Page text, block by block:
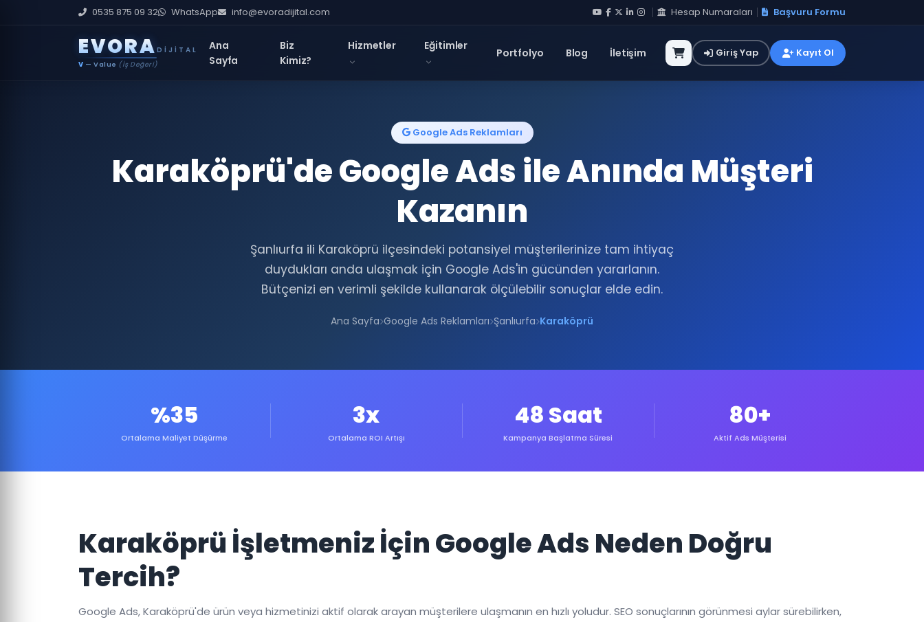
0535 875 09 32 WhatsApp info@evoradijital.com Hesap Numaraları Başvuru Formu
EVORA DIJITAL
V — Value (İş Değeri)
Ana
Sayfa
Biz
Kimiz?
Hizmetler Eğitimler
Portfolyo Blog İletişim Giriş Yap Kayıt Ol
Google Ads Reklamları
Karaköprü'de Google Ads ile Anında Müşteri
Kazanın
Şanlıurfa ili Karaköprü ilçesindeki potansiyel müşterilerinize tam ihtiyaç
duydukları anda ulaşmak için Google Ads'in gücünden yararlanın.
Bütçenizi en verimli şekilde kullanarak ölçülebilir sonuçlar elde edin.
Ana Sayfa Google Ads Reklamları Şanlıurfa Karaköprü
%35
Ortalama Maliyet Düşürme
3x
Ortalama ROI Artışı
48 Saat
Kampanya Başlatma Süresi
80+
Aktif Ads Müşterisi
Karaköprü İşletmeniz İçin Google Ads Neden Doğru
Tercih?
Google Ads, Karaköprü'de ürün veya hizmetinizi aktif olarak arayan müşterilere ulaşmanın en hızlı yoludur. SEO sonuçlarının görünmesi aylar sürebilirken,